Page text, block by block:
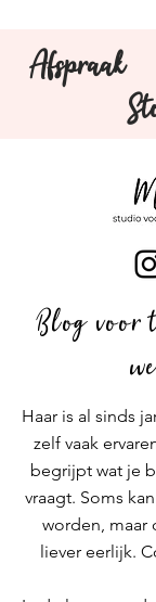
Afspraak
Blog voor
Haar is al sinds
zelf vaak
begrijpt wat je
vraagt. Soms
worden, maar
liever eerlijk.